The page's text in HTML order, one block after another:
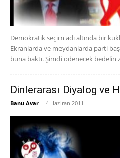
Demokratik seçim adı altında bir
Ekranlarda ve meydanlarda parti
buna baktı. Şimdi ödenecek bedelin
Dinlerarası Diyalog ve
Banu Avar - 4 Haziran 2011